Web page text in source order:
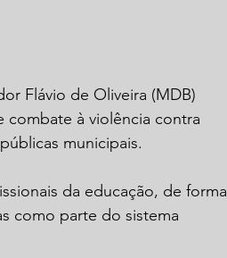
Flávio de Oliveira (MDB)
combate à violência contra
municipais.
da educação, de forma
como parte do sistema